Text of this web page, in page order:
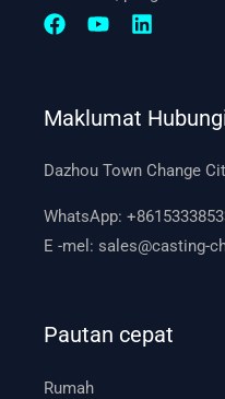
Maklumat
Dazhou Town Change
WhatsApp:
E -mel:sales@casting-
Pautan cepat
Rumah